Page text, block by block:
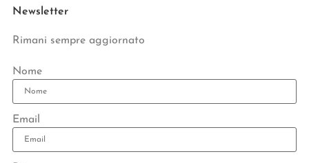
Newsletter
Rimani sempre aggiornato
Nome
Email